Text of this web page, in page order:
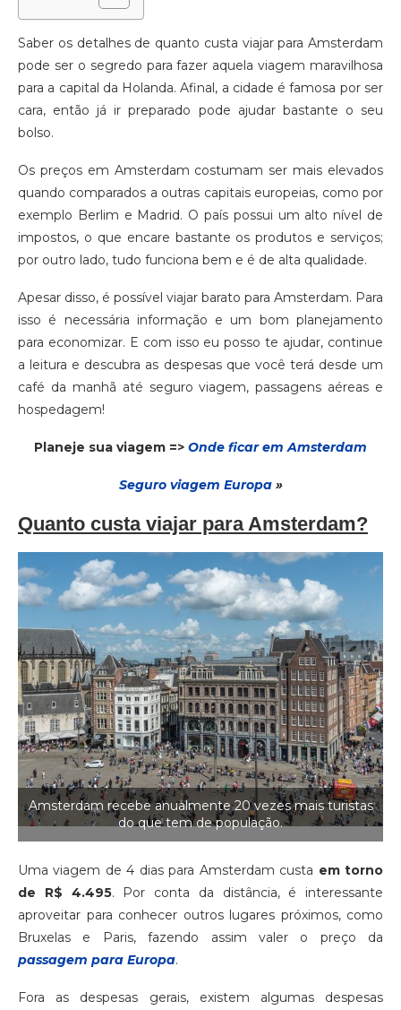
Saber os detalhes de quanto custa viajar para Amsterdam
pode ser o segredo para fazer aquela viagem maravilhosa
para a capital da Holanda. Afinal, a cidade é famosa por ser
cara, então já ir preparado pode ajudar bastante o seu
bolso.
Os preços em Amsterdam costumam ser mais elevados
quando comparados a outras capitais europeias, como por
exemplo Berlim e Madrid. O país possui um alto nível de
impostos, o que encare bastante os produtos e serviços;
por outro lado, tudo funciona bem e é de alta qualidade.
Apesar disso, é possível viajar barato para Amsterdam. Para
isso é necessária informação e um bom planejamento
para economizar. E com isso eu posso te ajudar, continue
a leitura e descubra as despesas que você terá desde um
café da manhã até seguro viagem, passagens aéreas e
hospedagem!
Planeje sua viagem => Onde ficar em Amsterdam
Seguro viagem Europa »
Quanto custa viajar para Amsterdam?
Amsterdam recebe anualmente 20 vezes mais turistas
do que tem de população.
Uma viagem de 4 dias para Amsterdam custa em torno
de R$ 4.495. Por conta da distância, é interessante
aproveitar para conhecer outros lugares próximos, como
Bruxelas e Paris, fazendo assim valer o preço da
passagem para Europa.
Fora as despesas gerais, existem algumas despesas